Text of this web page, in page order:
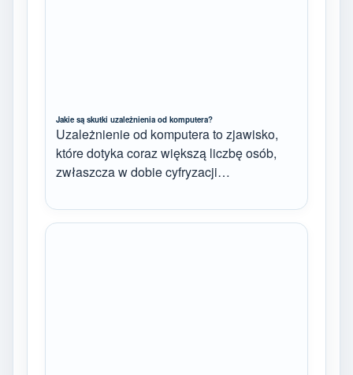
Jakie są skutki uzależnienia od komputera?
Uzależnienie od komputera to zjawisko,
które dotyka coraz większą liczbę osób,
zwłaszcza w dobie cyfryzacji…